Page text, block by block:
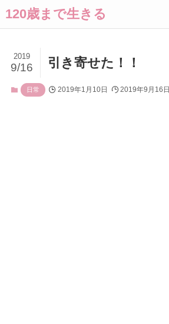
120歳まで生きる
引き寄せた！！
2019
9/16
日常 2019年1月10日 2019年9月16日